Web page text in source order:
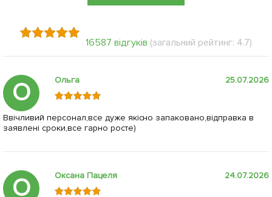
16587 відгуків (загальний рейтинг: 4.7)
О Ольга 25.07.2026
Ввічливий персонал,все дуже якісно запаковано,відправка в
заявлені сроки,все гарно росте)
О Оксана Пацеля 24.07.2026